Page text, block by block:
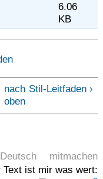
6.06
KB
nach
oben
Stil-Leitfaden ›
Deutsch mitmachen
Text ist mir was wert: